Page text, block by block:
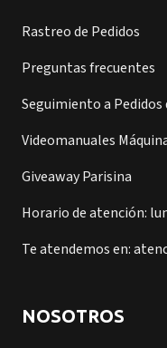
Rastreo de Pedidos
Preguntas frecuentes
Seguimiento a Pedidos
Videomanuales
Giveaway Parisina
Horario de atención:
Te atendemos en:
NOSOTROS